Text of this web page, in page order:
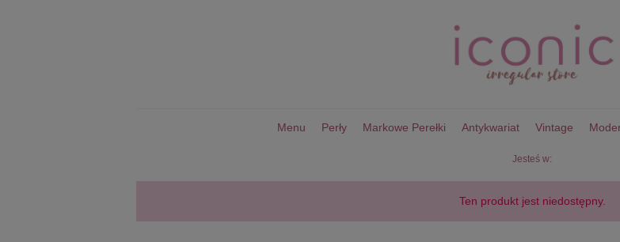
Menu Perły Markowe Perełki Antykwariat Vintage
Jesteś w:
Ten produkt jest niedostępny.